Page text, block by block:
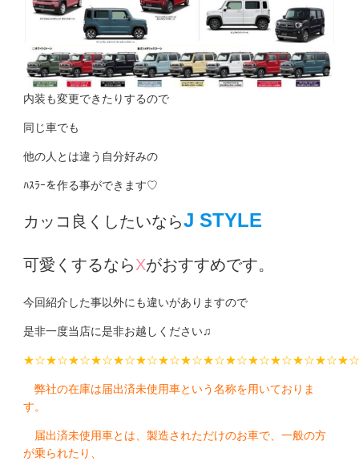
内装も変更できたりするので
同じ車でも
他の人とは違う自分好みの
ﾊｽﾗｰを作る事ができます♡
カッコ良くしたいならJ STYLE
可愛くするならXがおすすめです。
今回紹介した事以外にも違いがありますので
是非一度当店に是非お越しください♫
弊社の在庫は届出済未使用車という名称を用いておりま
す。
届出済未使用車とは、製造されただけのお車で、一般の方
が乗られたり、